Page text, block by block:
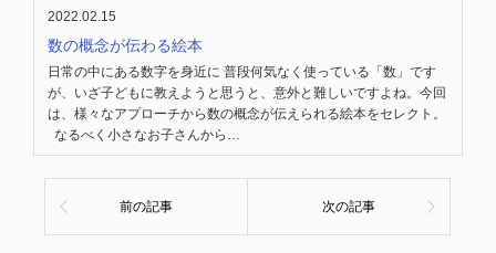
2022.02.15
数の概念が伝わる絵本
日常の中にある数字を身近に 普段何気なく使っている「数」です
が、いざ子どもに教えようと思うと、意外と難しいですよね。今回
は、様々なアプローチから数の概念が伝えられる絵本をセレクト。
なるべく小さなお子さんから…
前の記事 次の記事